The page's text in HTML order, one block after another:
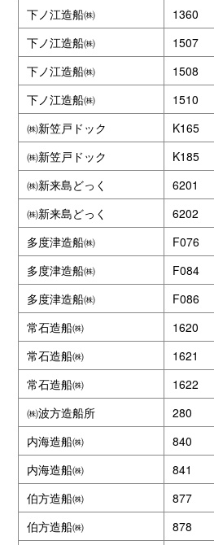
下ノ江造船㈱
1360
下ノ江造船㈱
1507
下ノ江造船㈱
1508
下ノ江造船㈱
1510
㈱新笠戸ドック
K165
㈱新笠戸ドック
K185
㈱新来島どっく
6201
㈱新来島どっく
6202
多度津造船㈱
F076
多度津造船㈱
F084
多度津造船㈱
F086
常石造船㈱
1620
常石造船㈱
1621
常石造船㈱
1622
㈱波方造船所
280
内海造船㈱
840
内海造船㈱
841
伯方造船㈱
877
伯方造船㈱
878